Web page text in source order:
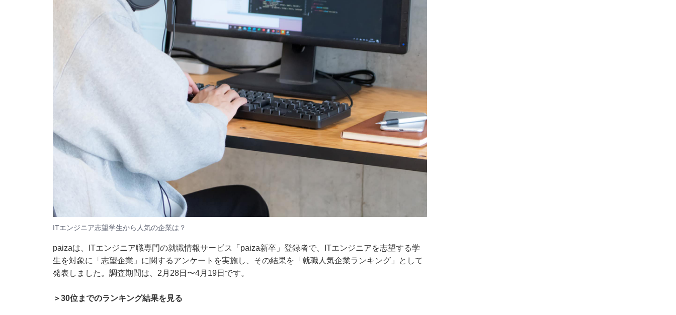
ITエンジニア志望学生から人気の企業は？
paizaは、ITエンジニア職専門の就職情報サービス「paiza新卒」登録者で、ITエンジニアを志望する学
生を対象に「志望企業」に関するアンケートを実施し、その結果を「就職人気企業ランキング」として
発表しました。調査期間は、2月28日〜4月19日です。
＞30位までのランキング結果を見る